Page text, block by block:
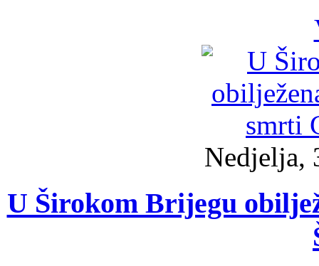
Nedjelja,
U Širokom Brijegu